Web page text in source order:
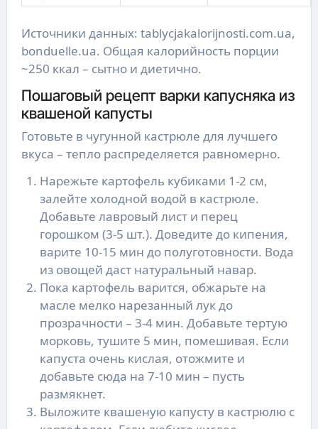
Источники данных: tablycjakalorijnosti.com.ua,
bonduelle.ua. Общая калорийность порции
~250 ккал – сытно и диетично.
Пошаговый рецепт варки капусняка из
квашеной капусты
Готовьте в чугунной кастрюле для лучшего
вкуса – тепло распределяется равномерно.
Нарежьте картофель кубиками 1-2 см,
залейте холодной водой в кастрюле.
Добавьте лавровый лист и перец
горошком (3-5 шт.). Доведите до кипения,
варите 10-15 мин до полуготовности. Вода
из овощей даст натуральный навар.
Пока картофель варится, обжарьте на
масле мелко нарезанный лук до
прозрачности – 3-4 мин. Добавьте тертую
морковь, тушите 5 мин, помешивая. Если
капуста очень кислая, отожмите и
добавьте сюда на 7-10 мин – пусть
размякнет.
Выложите квашеную капусту в кастрюлю с